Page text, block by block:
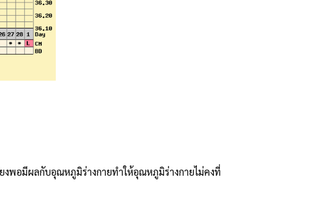
งพอมีผลกับอุณหภูมิร่างกายทำให้อุณหภูมิร่างกายไม่คงที่